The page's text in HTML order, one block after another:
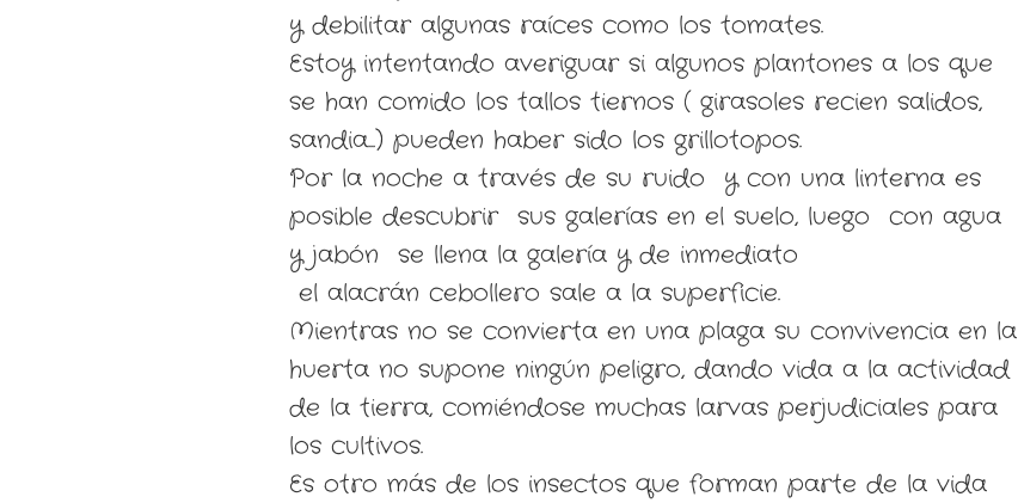
y debilitar algunas raíces como los tomates.
Estoy intentando averiguar si algunos plantones a los que
se han comido los tallos tiernos ( girasoles recien salidos,
sandia...) pueden haber sido los grillotopos.
Por la noche a través de su ruido y con una linterna es
posible descubrir sus galerías en el suelo, luego con agua
y jabón se llena la galería y de inmediato
el alacrán cebollero sale a la superficie.
Mientras no se convierta en una plaga su convivencia en la
huerta no supone ningún peligro, dando vida a la actividad
de la tierra, comiéndose muchas larvas perjudiciales para
los cultivos.
Es otro más de los insectos que forman parte de la vida